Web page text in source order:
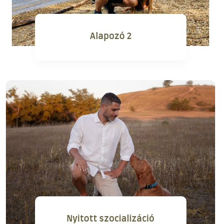
Alapozó 2
Nyitott szocializáció